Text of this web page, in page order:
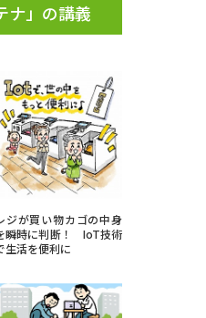
索
ナ」の講義
ジが買い物カゴの中身
瞬時に判断！ IoT技術
生活を便利に